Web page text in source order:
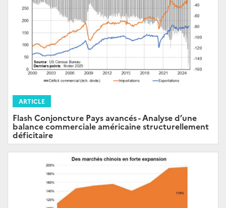
ARTICLE
Flash Conjoncture Pays avancés - Analyse d’une
balance commerciale américaine structurellement
déficitaire